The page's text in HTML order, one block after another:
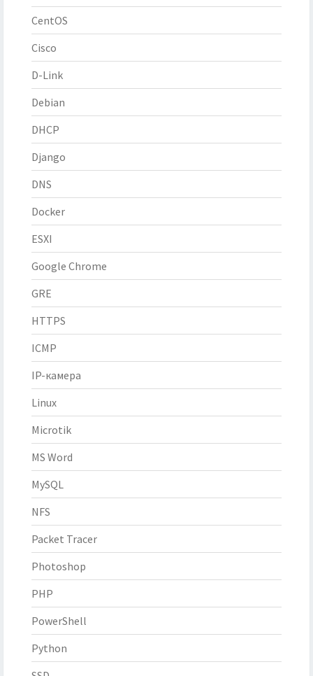
CentOS
Cisco
D-Link
Debian
DHCP
Django
DNS
Docker
ESXI
Google Chrome
GRE
HTTPS
ICMP
IP-камера
Linux
Microtik
MS Word
MySQL
NFS
Packet Tracer
Photoshop
PHP
PowerShell
Python